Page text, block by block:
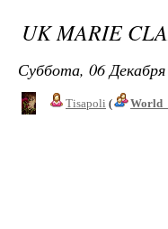
UK MARIE
Суббота, 06
Tisapoli (